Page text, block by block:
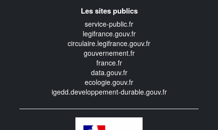
Les sites publics
service-public.fr
legifrance.gouv.fr
circulaire.legifrance.gouv.fr
gouvernement.fr
france.fr
data.gouv.fr
ecologie.gouv.fr
igedd.developpement-durable.gouv.fr